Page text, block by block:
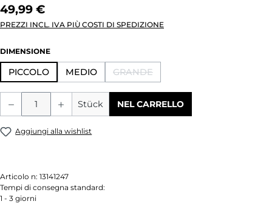
49,99 €
PREZZI INCL. IVA PIÙ COSTI DI SPEDIZIONE
SELEZIONA
DIMENSIONE
PICCOLO MEDIO GRANDE
Quantità del prodotto: inserisci la
Stück NEL CARRELLO
Aggiungi alla wishlist
Articolo n: 13141247
Tempi di consegna standard:
1 - 3 giorni